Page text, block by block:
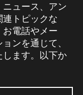
ュース、アン
トピックな
お電話やメー
ンを通じて、
ます。以下か